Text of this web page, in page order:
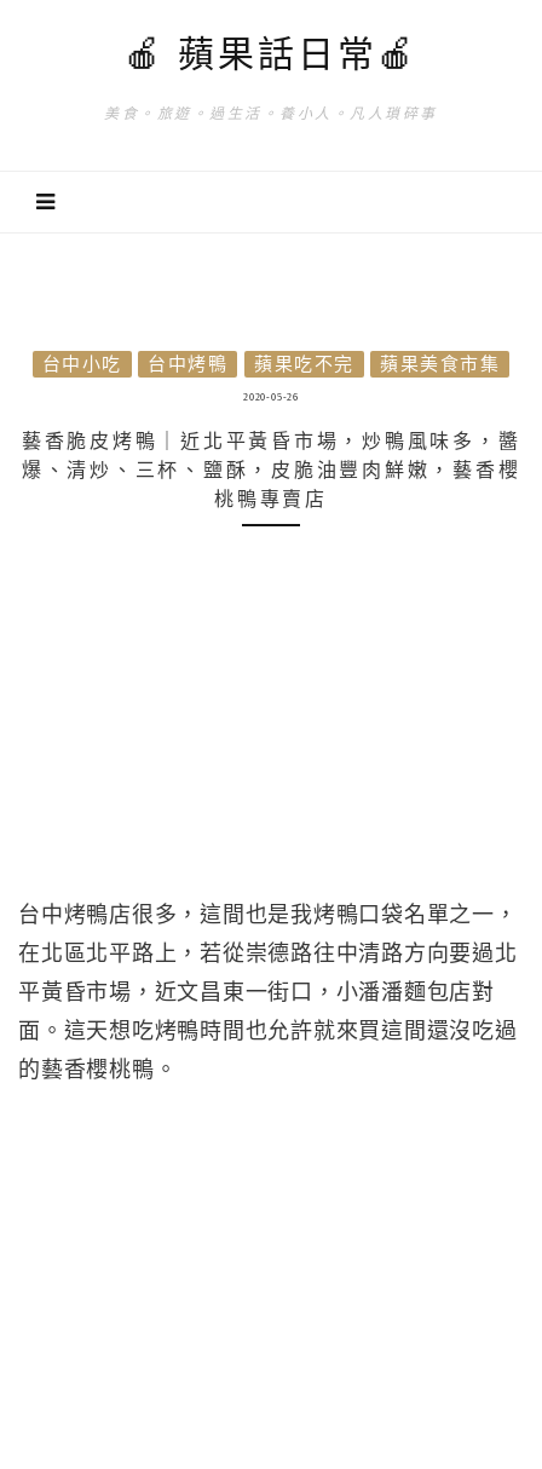
🍎 蘋果話日常🍎
美食。旅遊。過生活。養小人。凡人瑣碎事
台中小吃 台中烤鴨 蘋果吃不完 蘋果美食市集
2020-05-26
藝香脆皮烤鴨｜近北平黃昏市場，炒鴨風味多，醬
爆、清炒、三杯、鹽酥，皮脆油豐肉鮮嫩，藝香櫻
桃鴨專賣店
台中烤鴨店很多，這間也是我烤鴨口袋名單之一，
在北區北平路上，若從崇德路往中清路方向要過北
平黃昏市場，近文昌東一街口，小潘潘麵包店對
面。這天想吃烤鴨時間也允許就來買這間還沒吃過
的藝香櫻桃鴨。